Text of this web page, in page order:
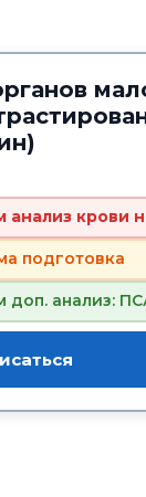
анализ крови
подготовка
доп. анализ: